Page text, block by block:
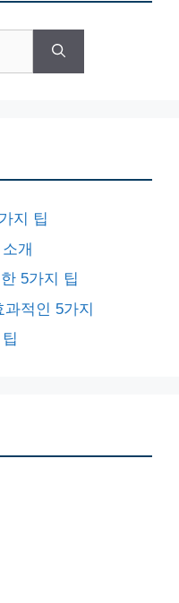
지 팁
개
5가지 팁
적인 5가지